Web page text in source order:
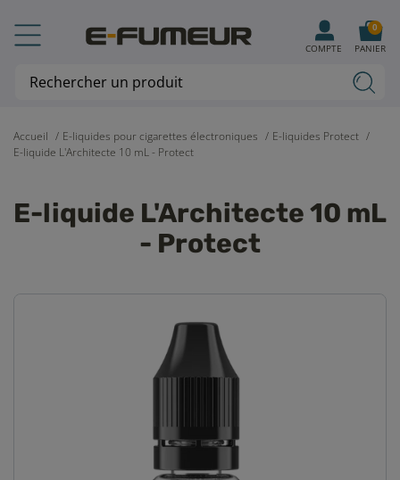
Accueil E-liquides pour cigarettes électroniques
E-liquides Protect
E-liquide L'Architecte 10 mL - Protect
E-liquide L'Architecte 10 mL
- Protect
COMPTE PANIER
0